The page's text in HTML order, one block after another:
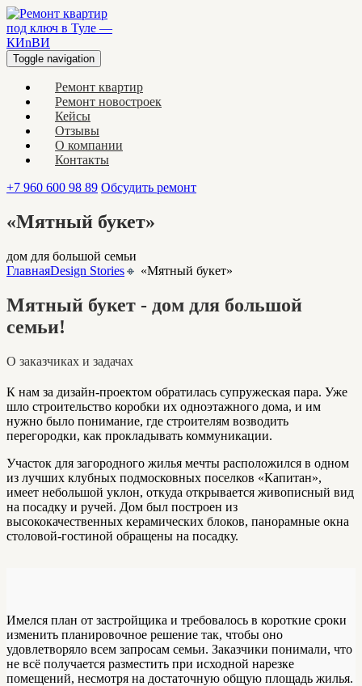
Toggle navigation
Ремонт квартир
Ремонт новостроек
Кейсы
Отзывы
О компании
Контакты
+7 960 600 98 89 Обсудить ремонт
«Мятный букет»
дом для большой семьи
ГлавнаяDesign Stories🔸 «Мятный букет»
Мятный букет - дом для большой
семьи!
О заказчиках и задачах
К нам за дизайн-проектом обратилась супружеская пара. Уже
шло строительство коробки их одноэтажного дома, и им
нужно было понимание, где строителям возводить
перегородки, как прокладывать коммуникации.
Участок для загородного жилья мечты расположился в одном
из лучших клубных подмосковных поселков «Капитан»,
имеет небольшой уклон, откуда открывается живописный вид
на посадку и ручей. Дом был построен из
высококачественных керамических блоков, панорамные окна
столовой-гостиной обращены на посадку.
Имелся план от застройщика и требовалось в короткие сроки
изменить планировочное решение так, чтобы оно
удовлетворяло всем запросам семьи. Заказчики понимали, что
не всё получается разместить при исходной нарезке
помещений, несмотря на достаточную общую площадь жилья.